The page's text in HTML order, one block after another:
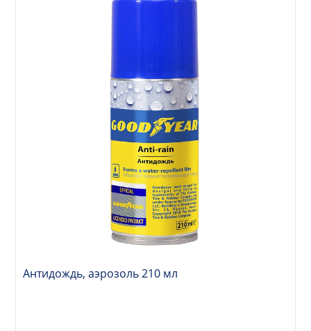
Антидождь, аэрозоль 210 мл